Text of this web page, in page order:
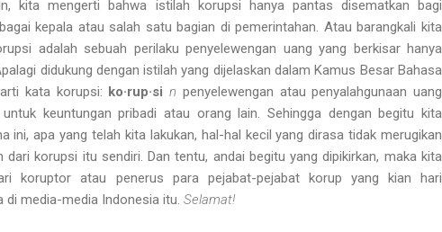
kita mengerti bahwa istilah korupsi hanya pantas disematkan bagi
kepala atau salah satu bagian di pemerintahan. Atau barangkali kita
adalah sebuah perilaku penyelewengan uang yang berkisar hanya
didukung dengan istilah yang dijelaskan dalam Kamus Besar Bahasa
kata korupsi: ko·rup·si n penyelewengan atau penyalahgunaan uang
keuntungan pribadi atau orang lain . Sehingga dengan begitu kita
ini, apa yang telah kita lakukan, hal-hal kecil yang dirasa tidak merugikan
dari korupsi itu sendiri. Dan tentu, andai begitu yang dipikirkan, maka kita
koruptor atau penerus para pejabat-pejabat korup yang kian hari
media-media Indonesia itu. Selamat!